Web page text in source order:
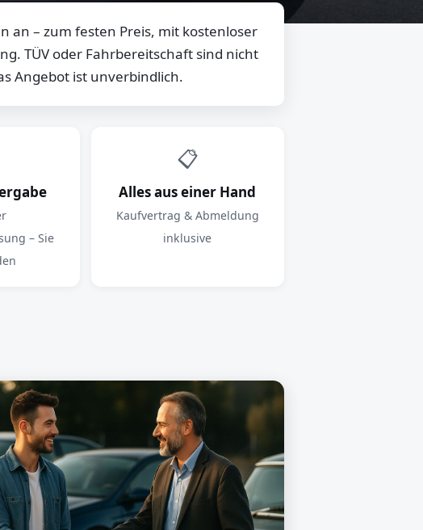
an – zum festen Preis, mit kostenloser
TÜV oder Fahrbereitschaft sind nicht
Angebot ist unverbindlich.
– Sie
📋
Alles aus einer Hand
Kaufvertrag & Abmeldung
inklusive